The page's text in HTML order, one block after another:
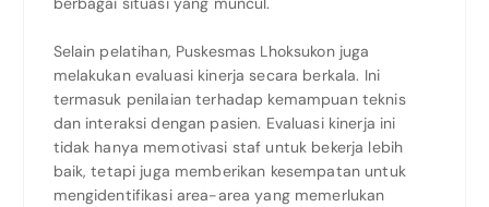
Selain pelatihan, Puskesmas Lhoksukon juga
melakukan evaluasi kinerja secara berkala. Ini
termasuk penilaian terhadap kemampuan teknis
dan interaksi dengan pasien. Evaluasi kinerja ini
tidak hanya memotivasi staf untuk bekerja lebih
baik, tetapi juga memberikan kesempatan untuk
mengidentifikasi area-area yang memerlukan